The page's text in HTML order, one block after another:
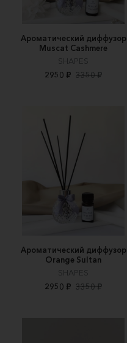
Ароматический диффузор
Muscat Cashmere
SHAPES
2950 ₽ 3350 ₽
Ароматический диффузор
Orange Sultan
SHAPES
2950 ₽ 3350 ₽